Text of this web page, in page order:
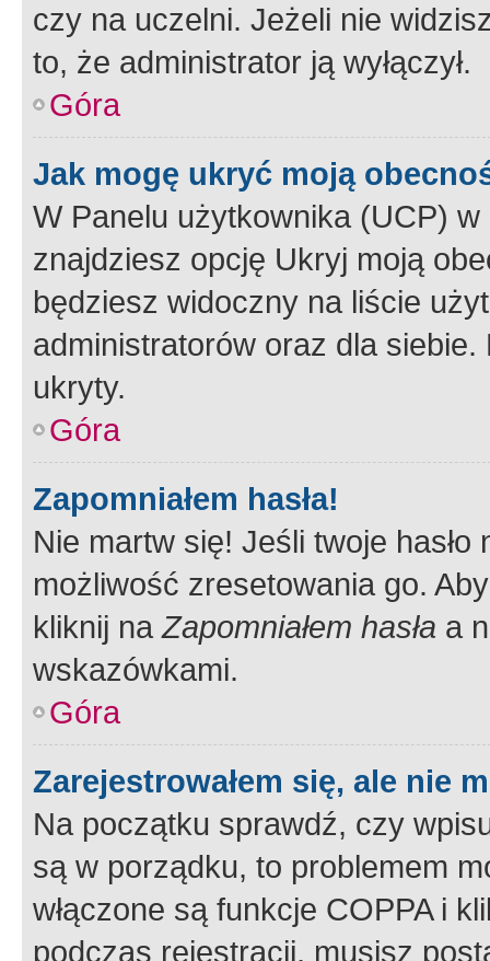
czy na uczelni. Jeżeli nie
to, że administrator ją wyłączył.
Góra
Jak mogę ukryć moją
W Panelu użytkownika (UCP) w
znajdziesz opcję Ukryj moją
będziesz widoczny na liście
administratorów oraz dla
ukryty.
Góra
Zapomniałem hasła!
Nie martw się! Jeśli twoje
możliwość zresetowania go.
kliknij naZapomniałem hasła a
wskazówkami.
Góra
Zarejestrowałem się, ale nie
Na początku sprawdź, czy
są w porządku, to problemem
włączone są funkcje COPPA i
podczas rejestracji, musisz